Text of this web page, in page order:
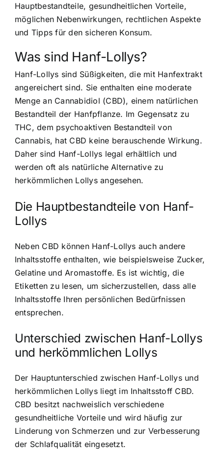
Hauptbestandteile, gesundheitlichen Vorteile,
möglichen Nebenwirkungen, rechtlichen Aspekte
und Tipps für den sicheren Konsum.
Was sind Hanf-Lollys?
Hanf-Lollys sind Süßigkeiten, die mit Hanfextrakt
angereichert sind. Sie enthalten eine moderate
Menge an Cannabidiol (CBD), einem natürlichen
Bestandteil der Hanfpflanze. Im Gegensatz zu
THC, dem psychoaktiven Bestandteil von
Cannabis, hat CBD keine berauschende Wirkung.
Daher sind Hanf-Lollys legal erhältlich und
werden oft als natürliche Alternative zu
herkömmlichen Lollys angesehen.
Die Hauptbestandteile von Hanf-
Lollys
Neben CBD können Hanf-Lollys auch andere
Inhaltsstoffe enthalten, wie beispielsweise Zucker,
Gelatine und Aromastoffe. Es ist wichtig, die
Etiketten zu lesen, um sicherzustellen, dass alle
Inhaltsstoffe Ihren persönlichen Bedürfnissen
entsprechen.
Unterschied zwischen Hanf-Lollys
und herkömmlichen Lollys
Der Hauptunterschied zwischen Hanf-Lollys und
herkömmlichen Lollys liegt im Inhaltsstoff CBD.
CBD besitzt nachweislich verschiedene
gesundheitliche Vorteile und wird häufig zur
Linderung von Schmerzen und zur Verbesserung
der Schlafqualität eingesetzt.